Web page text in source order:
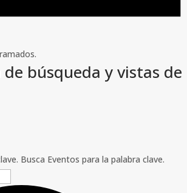
de búsqueda y vistas de
Busca Eventos para la palabra clave.